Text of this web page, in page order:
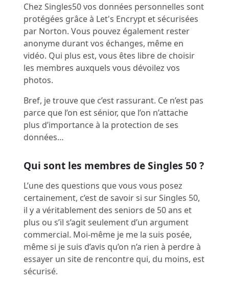
Chez Singles50 vos données personnelles sont
protégées grâce à Let's Encrypt et sécurisées
par Norton. Vous pouvez également rester
anonyme durant vos échanges, même en
vidéo. Qui plus est, vous êtes libre de choisir
les membres auxquels vous dévoilez vos
photos.
Bref, je trouve que c’est rassurant. Ce n’est pas
parce que l’on est sénior, que l’on n’attache
plus d’importance à la protection de ses
données…
Qui sont les membres de Singles 50 ?
L’une des questions que vous vous posez
certainement, c’est de savoir si sur Singles 50,
il y a véritablement des seniors de 50 ans et
plus ou s’il s’agit seulement d’un argument
commercial. Moi-même je me la suis posée,
même si je suis d’avis qu’on n’a rien à perdre à
essayer un site de rencontre qui, du moins, est
sécurisé.